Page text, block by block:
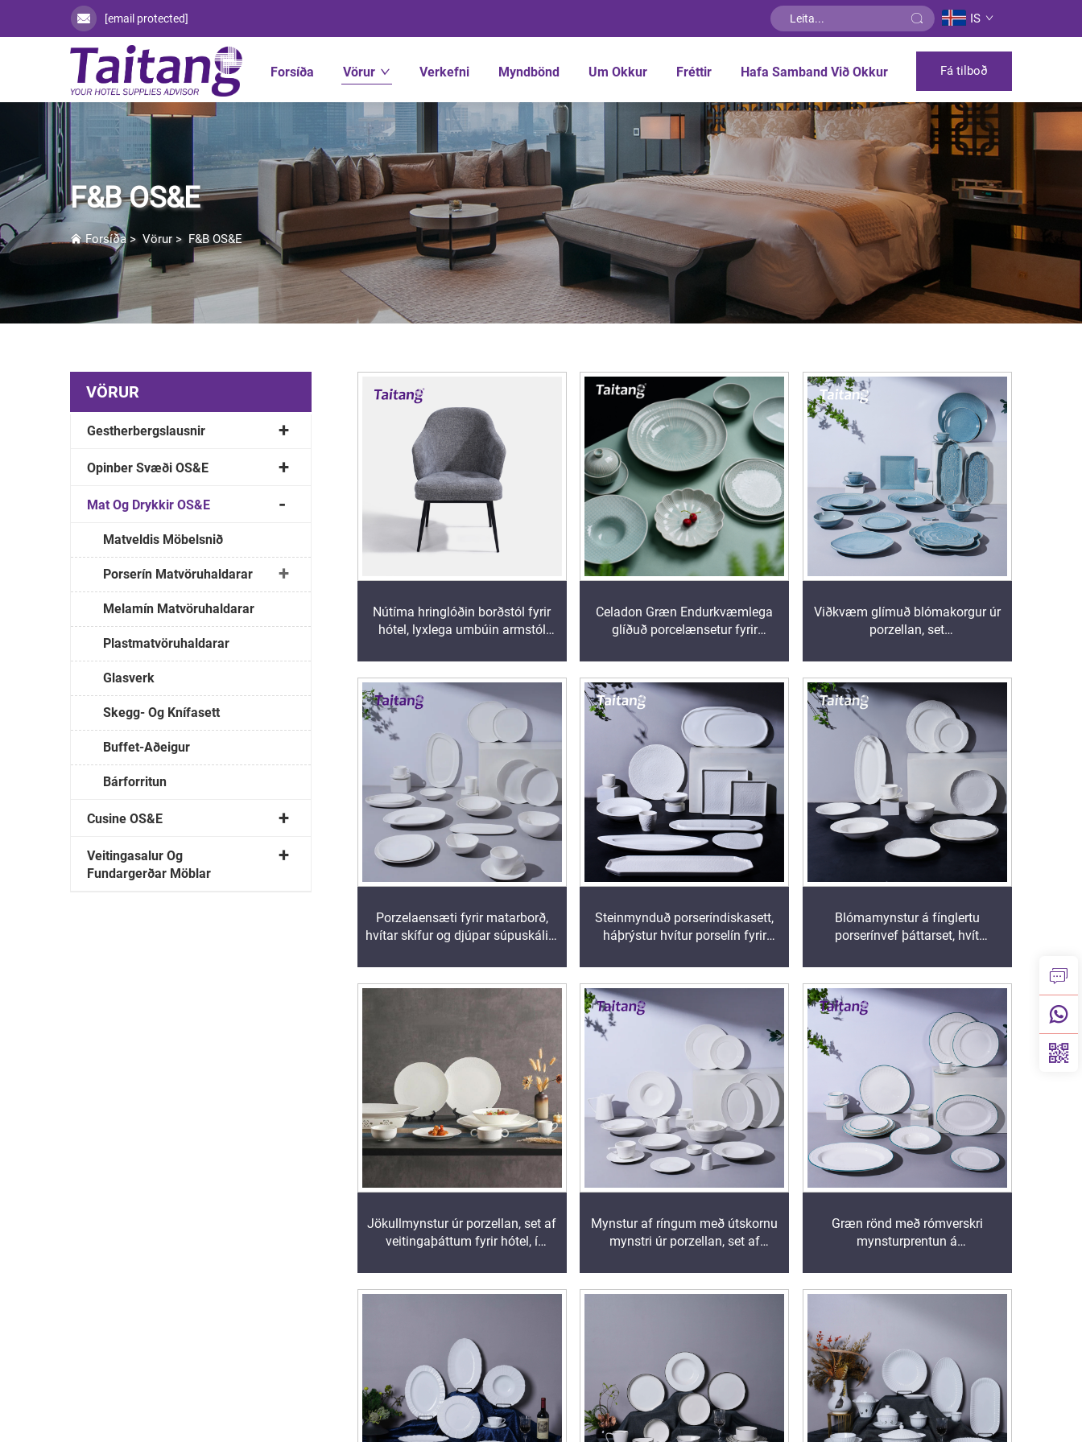
[email protected] IS
Forsíða Vörur Verkefni Myndbönd Um Okkur Fréttir Hafa Samband Við Okkur Fá tilboð
F&B OS&E
Forsíða> Vörur > F&B OS&E
VÖRUR
Gestherbergslausnir
Opinber Svæði OS&E
Mat Og Drykkir OS&E
Matveldis Möbelsnið
Porserín Matvöruhaldarar
Melamín Matvöruhaldarar
Plastmatvöruhaldarar
Glasverk
Skegg- Og Knífasett
Buffet-Aðeigur
Bárforritun
Cusine OS&E
Veitingasalur Og
Fundargerðar Möblar
Nútíma hringlóðin borðstól fyrir
hótel, lyxlega umbúin armstól
Celadon Græn Endurkvæmlega
glíðuð porcelænsetur fyrir
Viðkvæm glímuð blómakorgur úr
porzellan, set
skálir og þjónustuskipulagsskífur
í verslunarsöl fyrir lyxmatargerð
Porzelaensæti fyrir matarborð,
hvítar skífur og djúpar súpuskálir í
háfínu veitingastaði
Steinmynduð porseríndiskasett,
háþrýstur hvítur porselín fyrir
Blómamynstur á fínglertu
porserínvef þáttarset, hvít
veitingastaði og
fjármagnsverslun
Jökullmynstur úr porzellan, set af
veitingaþáttum fyrir hótel, í
lyxveitingar og fínveitingar
Mynstur af ríngum með útskornu
mynstri úr porzellan, set af
sérstakri safnsafnssafni fyrir
fínveitingar og veitingaþætti
Græn rönd með rómverskri
mynsturprentun á
fyrir viðskipta- og heimilisnotkun,
í hótelmyndun